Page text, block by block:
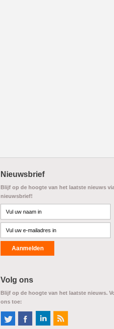
Nieuwsbrief
Blijf op de hoogte van het laatste nieuws
nieuwsbrief!
Volg ons
Blijf op de hoogte van het laatste nieuws.
ons toe: